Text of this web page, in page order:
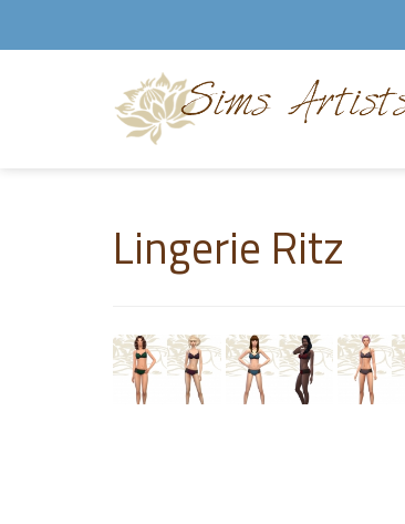
Lingerie Ritz